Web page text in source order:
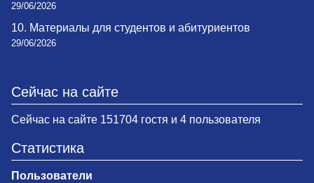
29/06/2026
10. Материалы для студентов и абитуриентов
29/06/2026
Сейчас на сайте
Сейчас на сайте 151704 гостя и 4 пользователя
Статистика
Пользователи